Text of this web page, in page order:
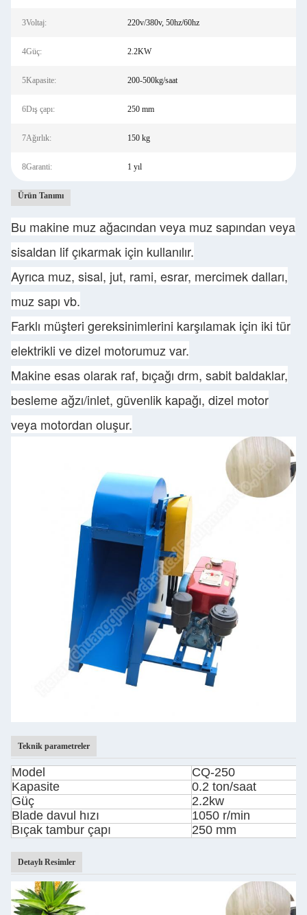
3Voltaj: 220v/380v, 50hz/60hz
4Güç: 2.2KW
5Kapasite: 200-500kg/saat
6Dış çapı: 250 mm
7Ağırlık: 150 kg
8Garanti: 1 yıl
Ürün Tanımı
Bu makine muz ağacından veya muz sapından veya
sisaldan lif çıkarmak için kullanılır.
Ayrıca muz, sisal, jut, rami, esrar, mercimek dalları,
muz sapı vb.
Farklı müşteri gereksinimlerini karşılamak için iki tür
elektrikli ve dizel motorumuz var.
Makine esas olarak raf, bıçağı drm, sabit baldaklar,
besleme ağzı/inlet, güvenlik kapağı, dizel motor
veya motordan oluşur.
Teknik parametreler
Model
CQ-250
Kapasite
0.2 ton/saat
Güç
2.2kw
Blade davul hızı
1050 r/min
Bıçak tambur çapı
250 mm
Detaylı Resimler